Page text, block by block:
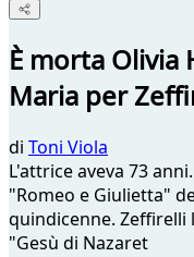
È morta Olivia
Maria per
di Toni Viola
L'attrice aveva 73
"Romeo e Giulietta"
quindicenne. Zeffirelli
"Gesù di Nazaret